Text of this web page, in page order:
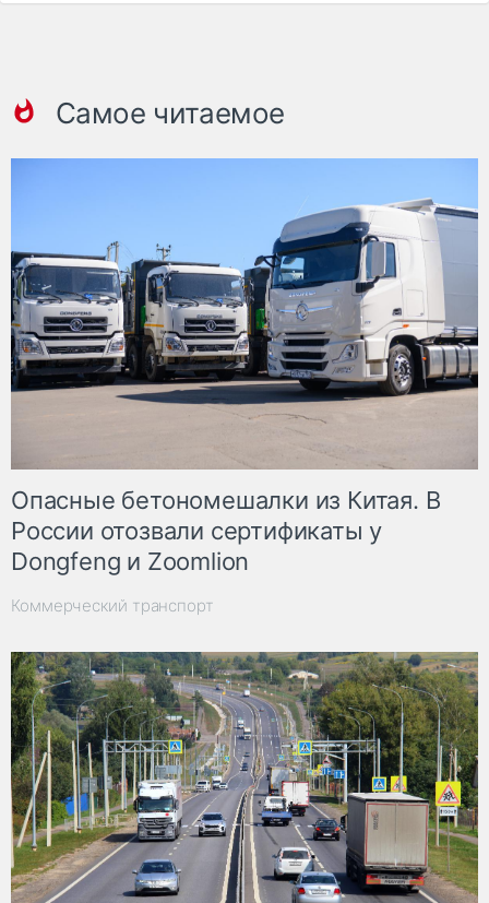
Самое читаемое
Опасные бетономешалки из Китая. В
России отозвали сертификаты у
Dongfeng и Zoomlion
Коммерческий транспорт